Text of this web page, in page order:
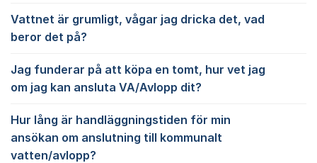
Vattnet är grumligt, vågar jag dricka det, vad
beror det på?
Jag funderar på att köpa en tomt, hur vet jag
om jag kan ansluta VA/Avlopp dit?
Hur lång är handläggningstiden för min
ansökan om anslutning till kommunalt
vatten/avlopp?